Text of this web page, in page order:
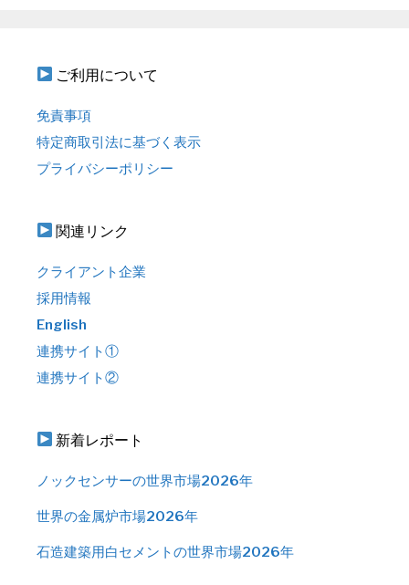
ご利用について
免責事項
特定商取引法に基づく表示
プライバシーポリシー
関連リンク
クライアント企業
採用情報
English
連携サイト①
連携サイト②
新着レポート
ノックセンサーの世界市場2026年
世界の金属炉市場2026年
石造建築用白セメントの世界市場2026年